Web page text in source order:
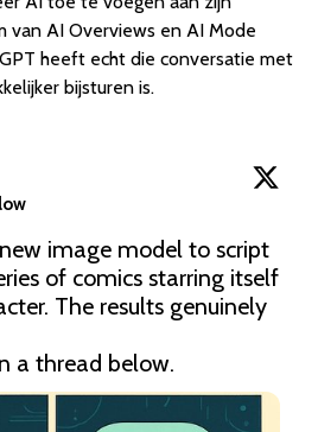
van AI Overviews en AI Mode
heeft echt die conversatie met
bijsturen is.
image model to script
of comics starring itself
The results genuinely
a thread below.